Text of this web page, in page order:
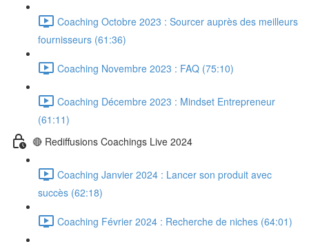
Coaching Octobre 2023 : Sourcer auprès des meilleurs
fournisseurs (61:36)
Coaching Novembre 2023 : FAQ (75:10)
Coaching Décembre 2023 : Mindset Entrepreneur
(61:11)
🔴 Rediffusions Coachings Live 2024
Coaching Janvier 2024 : Lancer son produit avec
succès (62:18)
Coaching Février 2024 : Recherche de niches (64:01)